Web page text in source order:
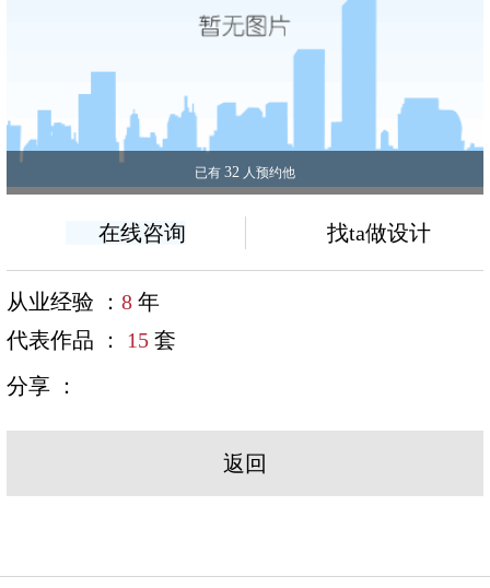
已有 32 人预约他
在线咨询 找ta做设计
从业经验 ： 8 年
代表作品 ： 15 套
分享 ：
返回